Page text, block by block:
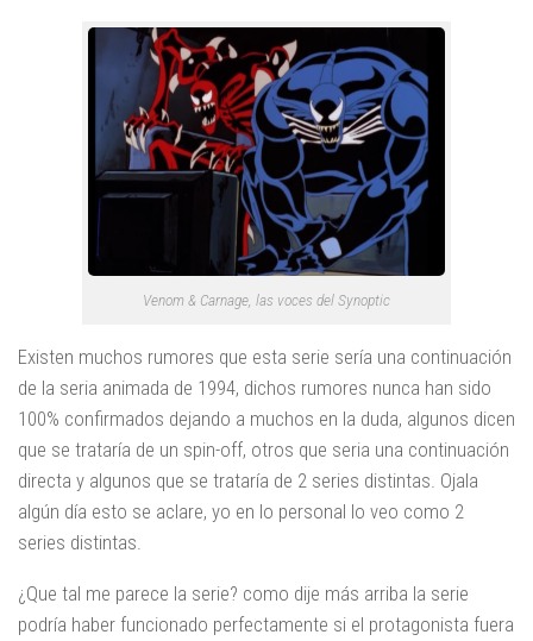
Venom & Carnage, las voces del Synoptic
Existen muchos rumores que esta serie sería una continuación
de la seria animada de 1994, dichos rumores nunca han sido
100% confirmados dejando a muchos en la duda, algunos dicen
que se trataría de un spin-off, otros que seria una continuación
directa y algunos que se trataría de 2 series distintas. Ojala
algún día esto se aclare, yo en lo personal lo veo como 2
series distintas.
¿Que tal me parece la serie? como dije más arriba la serie
podría haber funcionado perfectamente si el protagonista fuera